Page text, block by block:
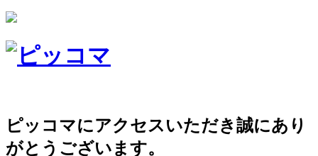
ピッコマにアクセスいただき誠にあり
がとうございます。